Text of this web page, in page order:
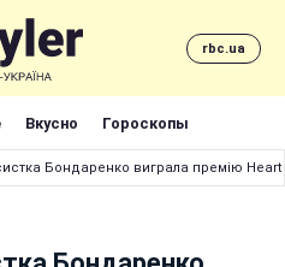
rbc.ua
Вкусно Гороскопы
Бондаренко виграла премію